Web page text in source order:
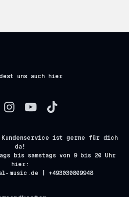
uns auch hier
Kundenservice ist gerne für dich
da!
bis samstags von 9 bis 20 Uhr
hier:
music.de | +493030809948